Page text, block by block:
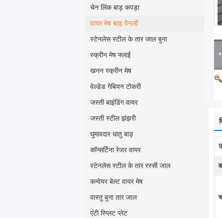
चेन लिंक बाड़ कपड़ा
वायर मेष बाड़ पैनलों
स्टेनलेस स्टील के तार जाल बुना
स्क्रीन मेष फ्लाई
खनन स्क्रीन मेष
वेल्डेड गेबियन टोकरी
जस्ती बाइंडिंग वायर
जस्ती स्टील झंझरी
घुमावदार धातु बाड़
कॉन्सर्टिना रेजर वायर
स्टेनलेस स्टील के तार रस्सी जाल
कन्वेयर बेल्ट वायर मेष
वास्तु बुना तार जाल
एंटी स्प्लिट प्लेट